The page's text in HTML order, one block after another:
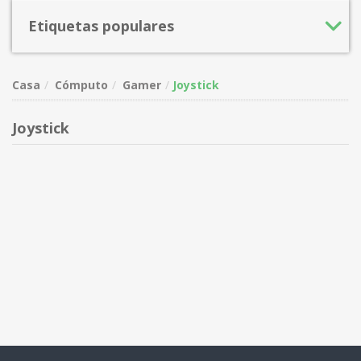
Etiquetas populares
Casa Cómputo Gamer Joystick
Joystick